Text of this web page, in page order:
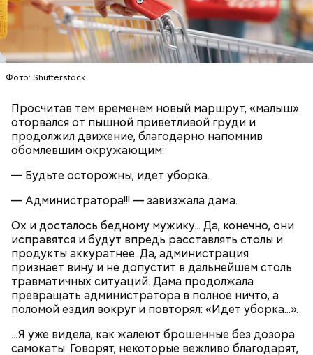
Фото: Shutterstock
Просчитав тем временем новый маршрут, «малыш»
оторвался от пышной приветливой груди и
продолжил движение, благодарно напомнив
обомлевшим окружающим:
— Будьте осторожны, идет уборка.
— Администратора!!! — завизжала дама.
Ох и досталось бедному мужику... Да, конечно, они
исправятся и будут впредь расставлять столы и
продукты аккуратнее. Да, администрация
признает вину и не допустит в дальнейшем столь
травматичных ситуаций. Дама продолжала
превращать администратора в полное ничто, а
поломой ездил вокруг и повторял: «Идет уборка...».
...Я уже видела, как жалеют брошенные без дозора
самокаты. Говорят, некоторые вежливо благодарят,
родными и близкими.
кабачок;
растительное масло;